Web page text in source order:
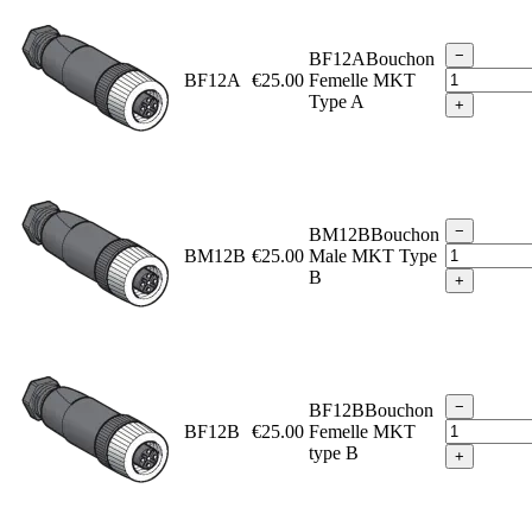
BF12A €25.00
BF12ABouchon
Femelle MKT
Type A
−
+
BM12B €25.00
BM12BBouchon
Male MKT Type
B
−
+
BF12B €25.00
BF12BBouchon
Femelle MKT
type B
−
+